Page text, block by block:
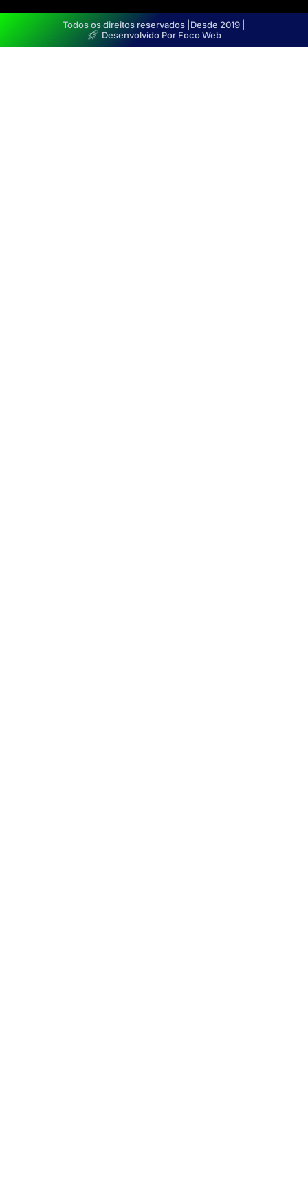
Todos os direitos reservados | Desde 2019 |
Desenvolvido Por Foco Web